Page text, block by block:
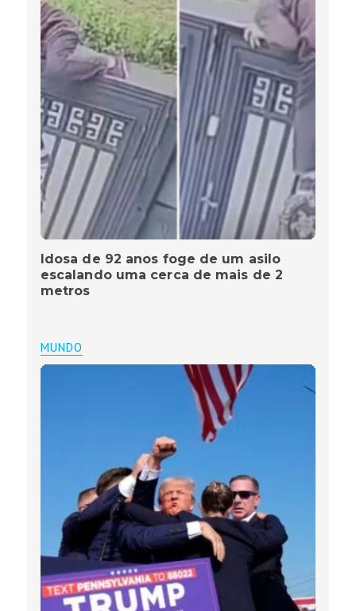
Idosa de 92 anos foge de um asilo
escalando uma cerca de mais de 2
metros
MUNDO